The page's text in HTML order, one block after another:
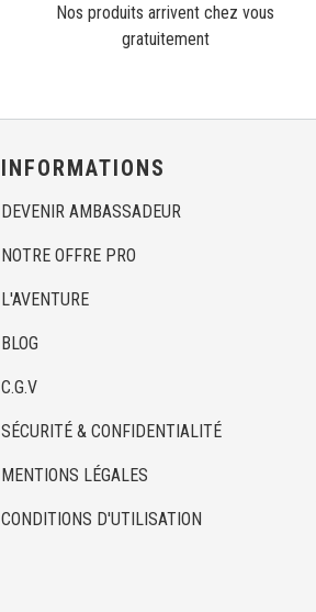
Nos produits arrivent chez vous
gratuitement
INFORMATIONS
DEVENIR AMBASSADEUR
NOTRE OFFRE PRO
L'AVENTURE
BLOG
C.G.V
SÉCURITÉ & CONFIDENTIALITÉ
MENTIONS LÉGALES
CONDITIONS D'UTILISATION